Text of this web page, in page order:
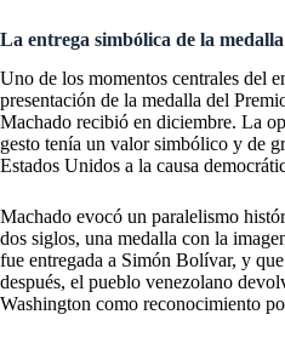
La entrega simbólica de la
Uno de los momentos centrales del
presentación de la medalla del
Machado recibió en diciembre. La
gesto tenía un valor simbólico y de
Estados Unidos a la causa
Machado evocó un paralelismo
dos siglos, una medalla con la
fue entregada a Simón Bolívar, y
después, el pueblo venezolano
Washington como reconocimiento